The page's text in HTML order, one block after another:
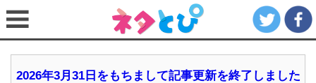
2026年3月31日をもちまして記事更新を終了しました